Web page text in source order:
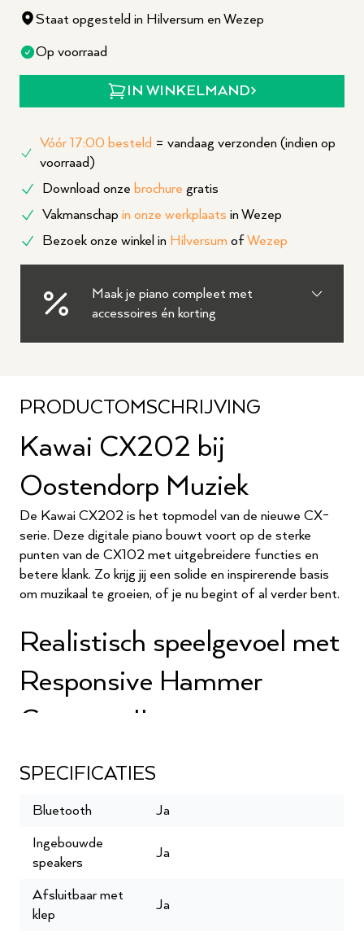
Staat opgesteld in Hilversum en Wezep
Op voorraad
IN WINKELMAND
Vóór 17:00 besteld = vandaag verzonden (indien op
voorraad)
Download onze brochure gratis
Vakmanschap in onze werkplaats in Wezep
Bezoek onze winkel in Hilversum of Wezep
Maak je piano compleet met
accessoires én korting
PRODUCTOMSCHRIJVING
Kawai CX202 bij
Oostendorp Muziek
De Kawai CX202 is het topmodel van de nieuwe CX-
serie. Deze digitale piano bouwt voort op de sterke
punten van de CX102 met uitgebreidere functies en
betere klank. Zo krijg jij een solide en inspirerende basis
om muzikaal te groeien, of je nu begint of al verder bent.
Realistisch speelgevoel met
Responsive Hammer
Compact II
toetsenmechaniek speel je met gewogen toetsen en
aan en drukt makkelijk meer expressie uit. Dankzij
sensortechnologie – uit Kawais CN-serie – voelt de
aanslag natuurlijk aan en speel je stil, ideaal voor thuis
oefenen.
SPECIFICATIES
Bluetooth
Ja
Ingebouwde
speakers
Ja
Afsluitbaar met
klep
Ja